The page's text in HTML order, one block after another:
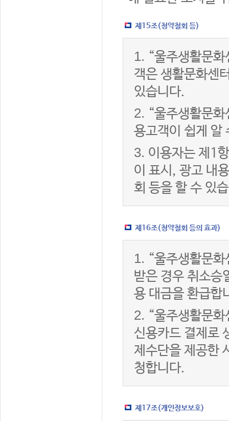
제15조(청약철회 등)
1. “울주생활문
객은 생활문화센
있습니다.
2. “울주생활문
용고객이 쉽게 알
3. 이용자는 제1
이 표시, 광고 내
회 등을 할 수 있
제16조(청약철회 등의 효과)
1. “울주생활문
받은 경우 취소승
용 대금을 환급합
2. “울주생활문
신용카드 결제로
제수단을 제공한
청합니다.
제17조(개인정보보호)